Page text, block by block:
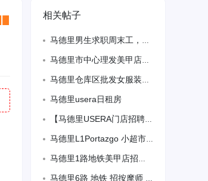
相关帖子
马德里男生求职周末工，中西语流利。
马德里市中心理发美甲店转让，位于大街，全新装修，店面方正，地铁口公交车站就在店门
马德里仓库区批发女服装店招长期熟练男仓库工
马德里usera日租房
【马德里USERA门店招聘】客服助理 文员 双休全保
马德里L1Portazgo 小超市+百元店 招聘理货
马德里1路地铁美甲店招美甲大工，个人业绩分成，备居留。联系微信：zhutou19
马德里6路 地铁 招按摩师 有经验 会美甲优先 电话联系 614147709